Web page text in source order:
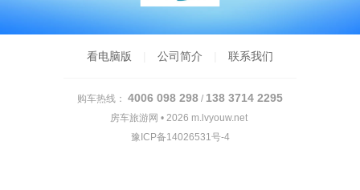
看电脑版 公司简介 联系我们
购车热线： 4006 098 298 / 138 3714 2295
房车旅游网 • 2026 m.lvyouw.net
豫ICP备14026531号-4